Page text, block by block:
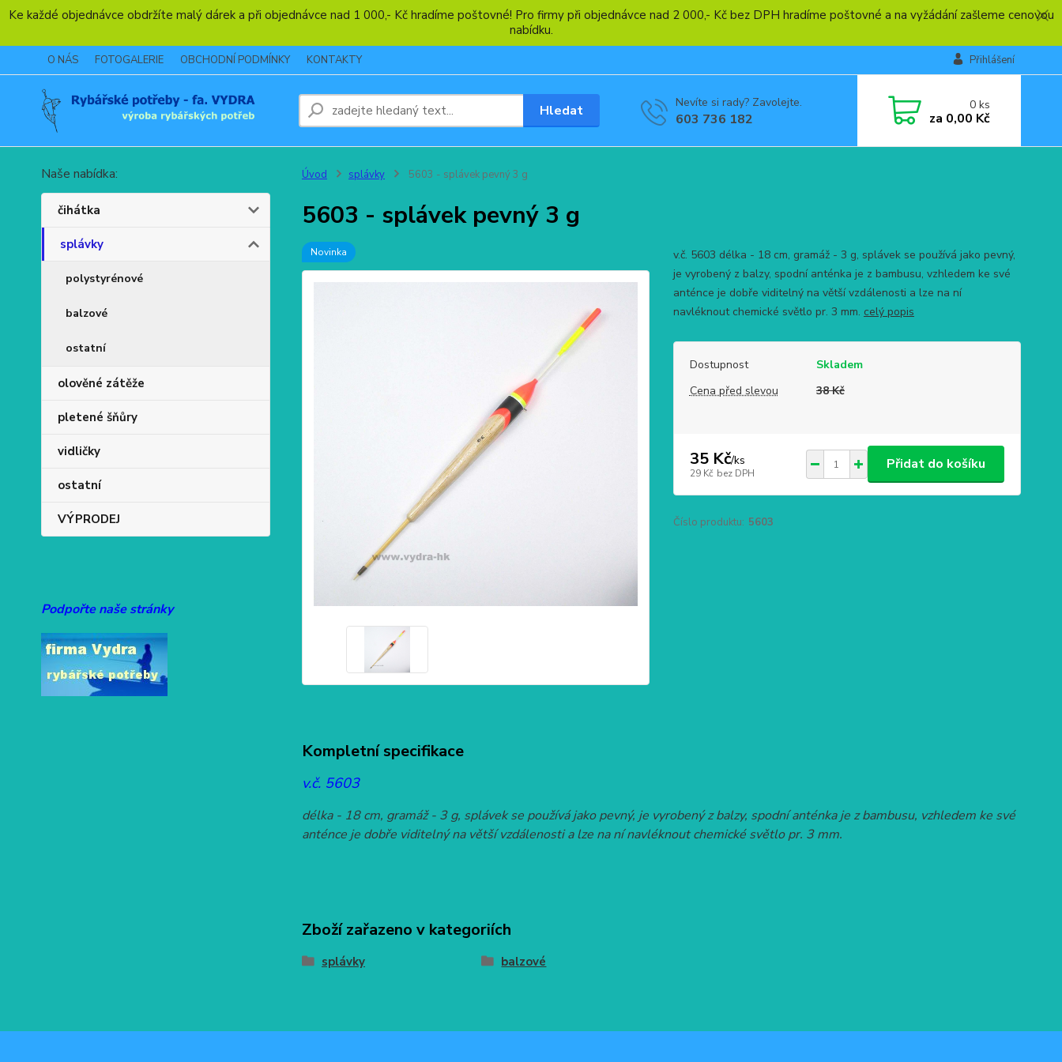
Ke každé objednávce obdržíte malý dárek a při objednávce nad 1 000,- Kč hradíme poštovné! Pro firmy při objednávce nad 2 000,- Kč bez DPH hradíme poštovné a na vyžádání zašleme cenovou
nabídku.
O NÁS FOTOGALERIE OBCHODNÍ PODMÍNKY KONTAKTY Přihlášení
Hledat Nevíte si rady? Zavolejte.
603 736 182
0ks
za 0,00 Kč
Naše nabídka:
čihátka
splávky
polystyrénové
balzové
ostatní
olověné zátěže
pletené šňůry
vidličky
ostatní
VÝPRODEJ
Podpořte naše stránky
Úvod splávky 5603 - splávek pevný 3 g
5603 - splávek pevný 3 g
Novinka
v.č. 5603 délka - 18 cm, gramáž - 3 g, splávek se používá jako pevný,
je vyrobený z balzy, spodní anténka je z bambusu, vzhledem ke své
anténce je dobře viditelný na větší vzdálenosti a lze na ní
navléknout chemické světlo pr. 3 mm. celý popis
Dostupnost
Skladem
Cena před slevou
38 Kč
35 Kč/ks
29 Kč bez DPH
Přidat do košíku
Číslo produktu: 5603
Kompletní specifikace
v.č. 5603
délka - 18 cm, gramáž - 3 g, splávek se používá jako pevný, je vyrobený z balzy, spodní anténka je z bambusu, vzhledem ke své
anténce je dobře viditelný na větší vzdálenosti a lze na ní navléknout chemické světlo pr. 3 mm.
Zboží zařazeno v kategoriích
splávky balzové